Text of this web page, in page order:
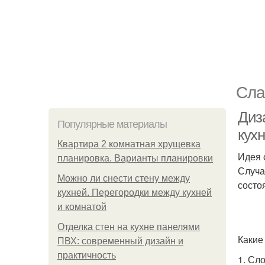
Популярные материалы
Квартира 2 комнатная хрущевка
планировка. Варианты планировки
Можно ли снести стену между
кухней. Перегородки между кухней
и комнатой
Отделка стен на кухне панелями
ПВХ: современный дизайн и
практичность
Идея
1.